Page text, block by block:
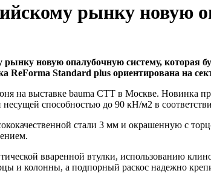
рынку новую
новую опалубочную систему, которая
ReForma Standard plus ориентирована на
на выставке bauma CTT в Москве. Новинка
способностью до 90 кH/м2 в
стали 3 мм и окрашенную с
вваренной втулки, использованию
и колонны, а подпорный раскос надежно